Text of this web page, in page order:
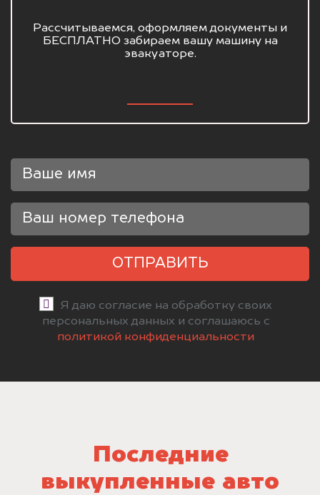
Рассчитываемся, оформляем документы и
БЕСПЛАТНО забираем вашу машину на
эвакуаторе.
ОТПРАВИТЬ
Я даю согласие на обработку своих
персональных данных и соглашаюсь с
политикой конфиденциальности
Последние
выкупленные авто